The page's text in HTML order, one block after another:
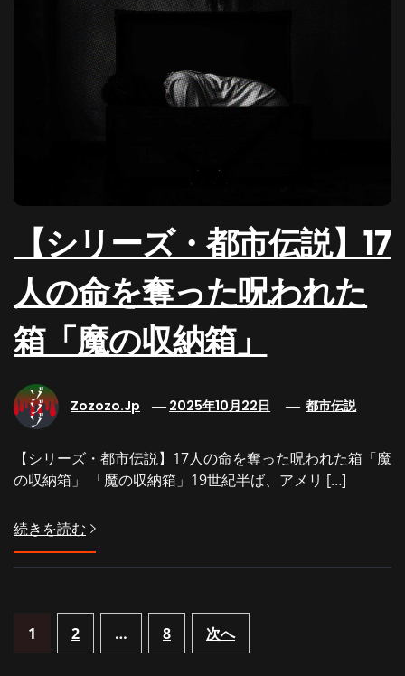
【シリーズ・都市伝説】17
人の命を奪った呪われた
箱「魔の収納箱」
Zozozo.jp 2025年10月22日 都市伝説
【シリーズ・都市伝説】17人の命を奪った呪われた箱「魔
の収納箱」 「魔の収納箱」19世紀半ば、アメリ […]
続きを読む
投
1 2 … 8 次へ
【配信中！】新作「【岐阜県】夏休
みだヨ！最恐に恐ろしい階段？！高